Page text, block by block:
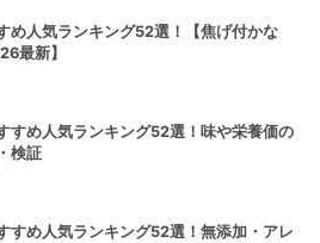
め人気ランキング52選！【焦げ付かな
最新】
すめ人気ランキング52選！味や栄養価の
検証
すめ人気ランキング52選！無添加・アレ